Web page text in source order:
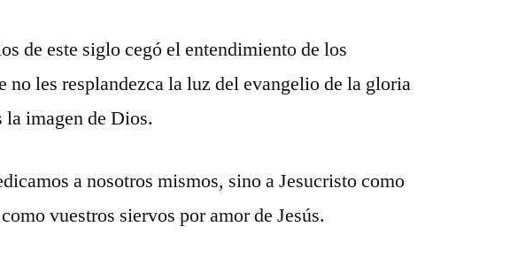
de este siglo cegó el entendimiento de los
no les resplandezca la luz del evangelio de la gloria
imagen de Dios.
a nosotros mismos, sino a Jesucristo como
vuestros siervos por amor de Jesús.